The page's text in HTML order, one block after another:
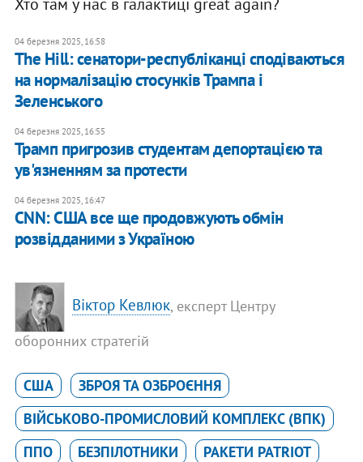
04 березня 2025, 16:58
The Hill: сенатори-республіканці сподіваються
на нормалізацію стосунків Трампа і
Зеленського
04 березня 2025, 16:55
​Трамп пригрозив студентам депортацією та
ув'язненням за протести
04 березня 2025, 16:47
CNN: США все ще продовжують обмін
розвідданими з Україною
Віктор Кевлюк, експерт Центру
оборонних стратегій
США
ЗБРОЯ ТА ОЗБРОЄННЯ
ВІЙСЬКОВО-ПРОМИСЛОВИЙ КОМПЛЕКС (ВПК)
ППО
БЕЗПІЛОТНИКИ
РАКЕТИ PATRIOT